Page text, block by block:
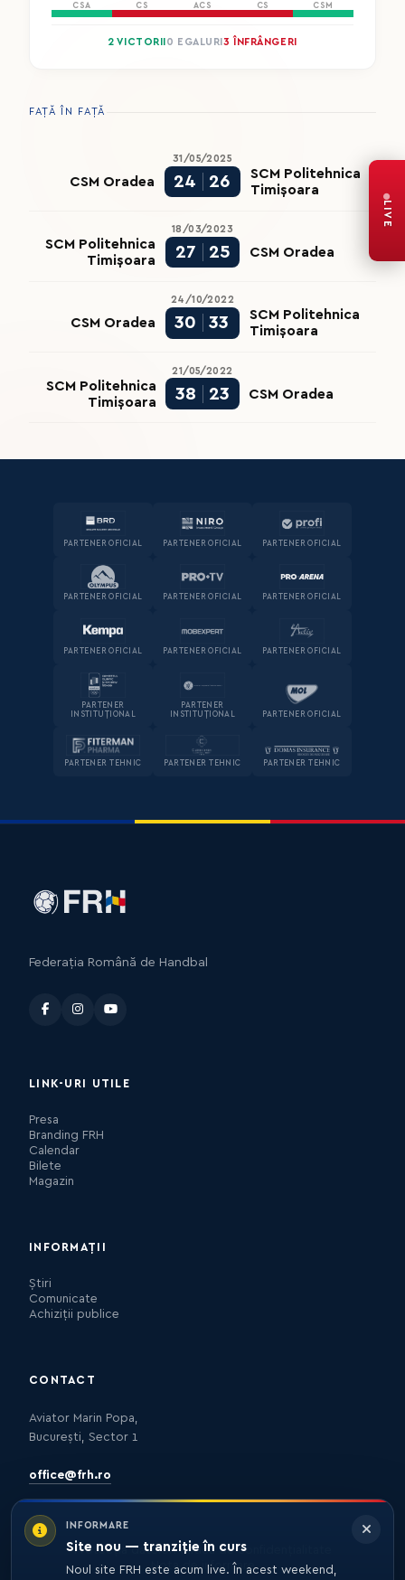
CSA CS ACS CS CSM
2 VICTORII 0 EGALURI 3 ÎNFRÂNGERI
FAȚĂ ÎN FAȚĂ
31/05/2025
CSM Oradea 24 26
SCM Politehnica
Timișoara
18/03/2023
SCM Politehnica
Timișoara
27 25 CSM Oradea
24/10/2022
CSM Oradea 30 33
SCM Politehnica
Timișoara
21/05/2022
SCM Politehnica
Timișoara
38 23 CSM Oradea
PARTENER OFICIAL PARTENER OFICIAL PARTENER OFICIAL
PARTENER OFICIAL PARTENER OFICIAL PARTENER OFICIAL
PARTENER OFICIAL PARTENER OFICIAL PARTENER OFICIAL
PARTENER
INSTITUȚIONAL
PARTENER
INSTITUȚIONAL
PARTENER OFICIAL
PARTENER TEHNIC PARTENER TEHNIC PARTENER TEHNIC
INFORMARE
Site nou — tranziție în curs
Noul site FRH este acum live. În acest weekend,
LIVE
Federația Română de Handbal
LINK-URI UTILE
Presa
Branding FRH
Calendar
Bilete
Magazin
INFORMAȚII
Știri
Comunicate
Achiziții publice
CONTACT
Aviator Marin Popa,
București, Sector 1
office@frh.ro
Protecția datelorPolitica de confidențialitate
Nota de informare